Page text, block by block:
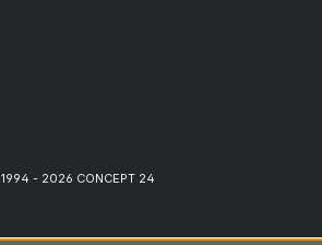
1994 - 2026 CONCEPT 24